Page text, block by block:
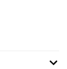
wodurch
ist. Als
aus Stahlblech